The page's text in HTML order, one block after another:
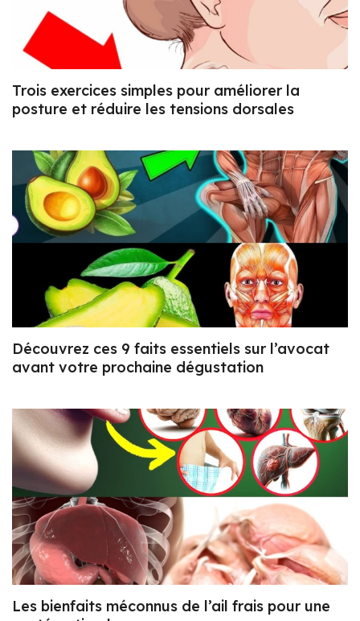
Trois exercices simples pour améliorer la
posture et réduire les tensions dorsales
Découvrez ces 9 faits essentiels sur l’avocat
avant votre prochaine dégustation
Les bienfaits méconnus de l’ail frais pour une